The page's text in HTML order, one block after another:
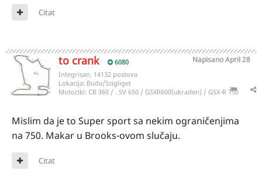
Citat
to crank 6080 NapisanoApril 28
Integrisan, 14132 postova
Lokacija: Buda/Szigliget
Motocikl: CB 360 / . SV 650 / GSXR600(ukraden) / GSX-R 750
Mislim da je to Super sport sa nekim ograničenjima
na 750. Makar u Brooks-ovom slučaju.
Citat